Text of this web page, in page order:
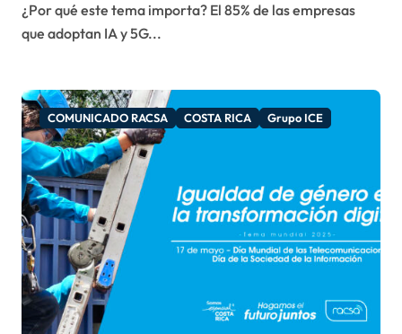
¿Por qué este tema importa? El 85% de las empresas
que adoptan IA y 5G...
COMUNICADO RACSA COSTA RICA Grupo ICE